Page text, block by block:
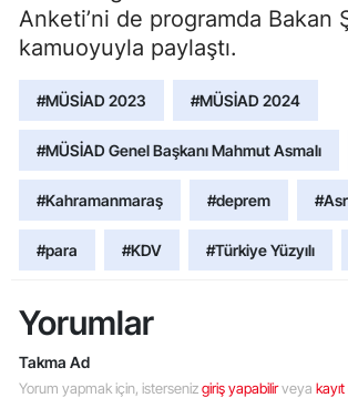
Anketi’ni de programda Bakan
kamuoyuyla paylaştı.
#MÜSİAD 2023 #MÜSİAD 2024
#MÜSİAD Genel Başkanı Mahmut Asmalı
#Kahramanmaraş #deprem
#para #KDV #Türkiye Yüzyılı
Yorumlar
Takma Ad
Yorum yapmak için, istersenizgiriş yapabilirveya